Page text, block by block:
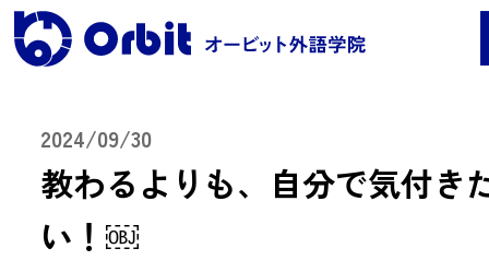
レッスンコース案内
2024/09/30
教わるよりも、自分で気付き
い！￼